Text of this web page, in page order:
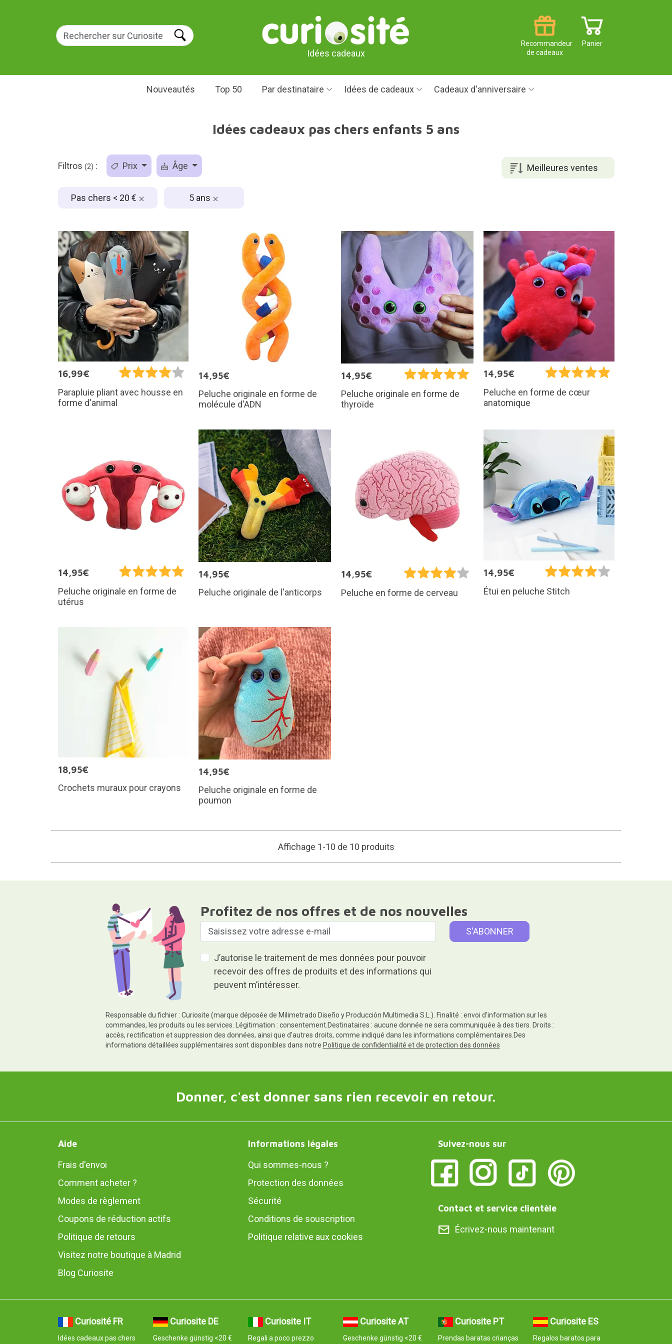
Idées cadeaux
Panier
Recommandeur
de cadeaux
Nouveautés Top 50 Par destinataire Idées de cadeaux Cadeaux d'anniversaire
Idées cadeaux pas chers enfants 5 ans
Meilleures ventes
Filtros (2) : Prix Âge
Pas chers < 20 € 5 ans
16,99€
Parapluie pliant avec housse en
forme d'animal
14,95€
Peluche originale en forme de
molécule d'ADN
14,95€
Peluche originale en forme de
thyroïde
14,95€
Peluche en forme de cœur
anatomique
14,95€
Peluche originale en forme de
utérus
14,95€
Peluche originale de l'anticorps
14,95€
Peluche en forme de cerveau
14,95€
Étui en peluche Stitch
18,95€
Crochets muraux pour crayons
14,95€
Peluche originale en forme de
poumon
Affichage 1-10 de 10 produits
Profitez de nos offres et de nos nouvelles
J’autorise le traitement de mes données pour pouvoir
recevoir des offres de produits et des informations qui
peuvent m’intéresser.
Responsable du fichier : Curiosite (marque déposée de Milimetrado Diseño y Producción Multimedia S.L.). Finalité : envoi d'information sur les
commandes, les produits ou les services. Légitimation : consentement.Destinataires : aucune donnée ne sera communiquée à des tiers. Droits :
accès, rectification et suppression des données, ainsi que d'autres droits, comme indiqué dans les informations complémentaires.Des
informations détaillées supplémentaires sont disponibles dans notre Politique de confidentialité et de protection des données
Donner, c'est donner sans rien recevoir en retour.
Aide
Frais d'envoi
Comment acheter ?
Modes de règlement
Coupons de réduction actifs
Politique de retours
Visitez notre boutique à Madrid
Blog Curiosite
Informations légales
Qui sommes-nous ?
Protection des données
Sécurité
Conditions de souscription
Politique relative aux cookies
Suivez-nous sur
Contact et service clientèle
Écrivez-nous maintenant
Curiosité FR
Idées cadeaux pas chers
Curiosite DE
Geschenke günstig <20 €
Curiosite IT
Regali a poco prezzo
Curiosite AT
Geschenke günstig <20 €
Curiosite PT
Prendas baratas crianças
Curiosite ES
Regalos baratos para